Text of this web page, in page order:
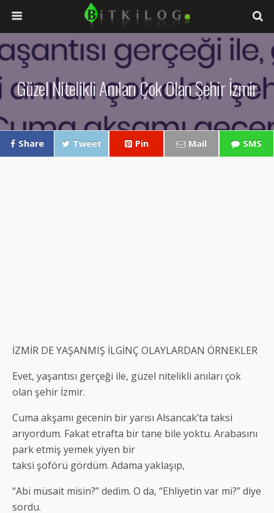
Güzel Nitelikli Anıları Çok Olan Şehir İzmir
Share Tweet Pin Mail SMS
İZMİR DE YAŞANMIŞ İLGİNÇ OLAYLARDAN ÖRNEKLER
Evet, yaşantısı gerçeği ile, güzel nitelikli anıları çok
olan şehir İzmir.
Cuma akşamı gecenin bir yarısı Alsancak’ta taksi
arıyordum. Fakat etrafta bir tane bile yoktu. Arabasını
park etmiş yemek yiyen bir
taksi şoförü gördüm. Adama yaklaşıp,
“Abi müsait misin?” dedim. O da, “Ehliyetin var mi?” diye
sordu.